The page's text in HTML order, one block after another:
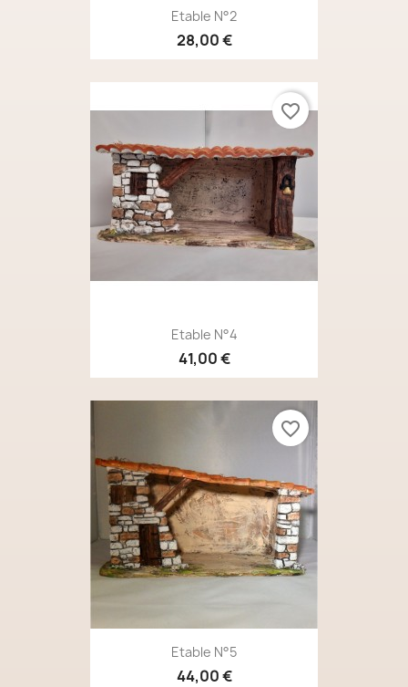
Etable N°2
28,00 €
Etable N°4
41,00 €
favorite_border
Etable N°5
44,00 €
favorite_border